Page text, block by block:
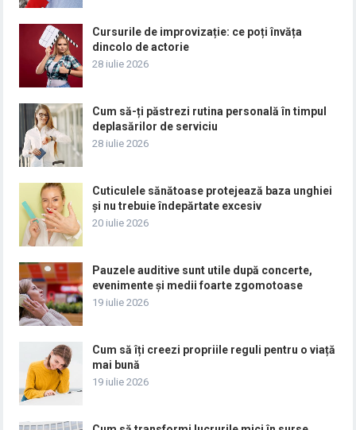
Cursurile de improvizație: ce poți învăța
dincolo de actorie
28 iulie 2026
Cum să-ți păstrezi rutina personală în timpul
deplasărilor de serviciu
28 iulie 2026
Cuticulele sănătoase protejează baza unghiei
și nu trebuie îndepărtate excesiv
20 iulie 2026
Pauzele auditive sunt utile după concerte,
evenimente și medii foarte zgomotoase
19 iulie 2026
Cum să îți creezi propriile reguli pentru o viață
mai bună
19 iulie 2026